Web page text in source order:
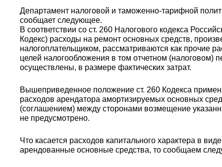
Департамент налоговой и таможенно-тарифной
сообщает следующее.
В соответствии со ст. 260 Налогового кодекса
Кодекс) расходы на ремонт основных средств,
налогоплательщиком, рассматриваются как прочие
целей налогообложения в том отчетном (налоговом)
осуществлены, в размере фактических затрат.
Вышеприведенное положение ст. 260 Кодекса
расходов арендатора амортизируемых основных
(соглашением) между сторонами возмещение
не предусмотрено.
Что касается расходов капитального характера в
арендованные основные средства, то сообщаем